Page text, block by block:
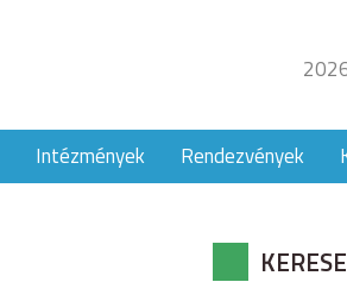
Intézmények Rendezvények